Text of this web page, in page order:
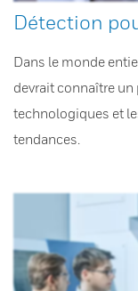
Détection
Dans le monde
devrait connaître un
technologiques et
tendances.